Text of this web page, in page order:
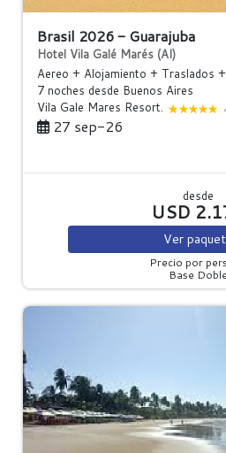
Brasil 2026 - Guarajuba
Hotel Vila Galé Marés (AI)
Aereo + Alojamiento + Traslados
7 noches desde Buenos Aires
Vila Gale Mares Resort.
27 sep-26
desde
USD
Ver
Precio por
Base Doble